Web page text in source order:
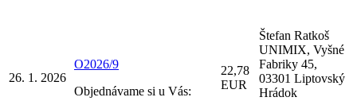
26. 1. 2026
O2026/9
Objednávame si u Vás:
22,78
EUR
Štefan Ratkoš
UNIMIX, Vyšné
Fabriky 45,
03301 Liptovský
Hrádok